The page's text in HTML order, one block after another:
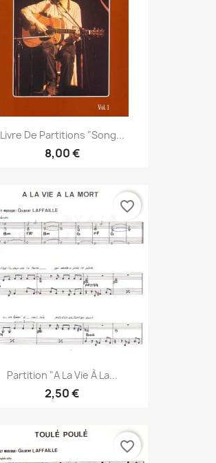
Livre De Partitions "Song...
8,00 €
Partition "A La Vie À La...
2,50 €
favorite_border
favorite_border